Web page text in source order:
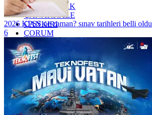
ZONGULDAK
ÇANAKKALE
ÇANKIRI
ÇORUM
İSTANBUL
İZMİR
ŞANLIURFA
ŞIRNAK
2026 KPSS ne zaman? sınav tarihleri belli oldu
6